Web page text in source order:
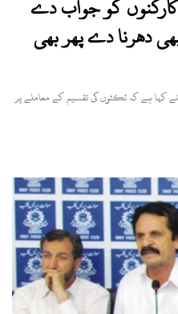
کو جواب دے
دھرنا دے پھر بھی
کہا ہے کہ ٹکٹوں کی تقسیم کے معاملے پر